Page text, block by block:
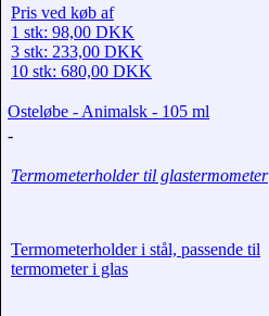
Pris ved køb af
1 stk: 98,00 DKK
3 stk: 233,00 DKK
10 stk: 680,00 DKK
Osteløbe - Animalsk - 105 ml
-
Termometerholder til glastermometer
Termometerholder i stål, passende til
termometer i glas